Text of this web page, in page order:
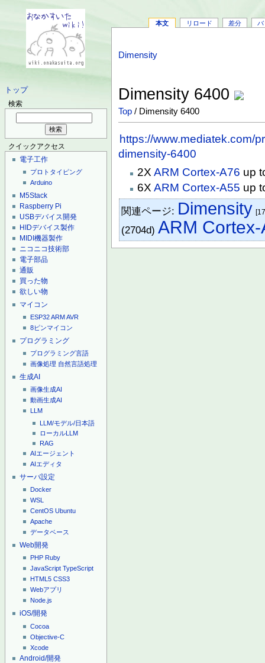
トップ
検索
クイックアクセス
電子工作
プロトタイピング
Arduino
M5Stack
Raspberry Pi
USBデバイス開発
HIDデバイス製作
MIDI機器製作
ニコニコ技術部
電子部品
通販
買った物
欲しい物
マイコン
ESP32ARMAVR
8ピンマイコン
プログラミング
プログラミング言語
画像処理 自然言語処理
生成AI
画像生成AI
動画生成AI
LLM
LLM/モデル/日本語
ローカルLLM
RAG
AIエージェント
AIエディタ
サーバ設定
Docker
WSL
CentOS Ubuntu
Apache
データベース
Web開発
PHP Ruby
JavaScript TypeScript
HTML5 CSS3
Webアプリ
Node.js
iOS/開発
Cocoa
Objective-C
Xcode
Android/開発
本文 リロード 差分 バ
Dimensity
Dimensity 6400
Top / Dimensity 6400
https://www.mediatek.com/
dimensity-6400
2XARM Cortex-A76 up
6XARM Cortex-A55 up
関連ページ: Dimensity
(2704d)ARM